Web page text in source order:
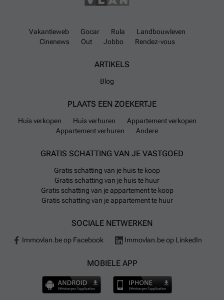
Vakantieweb Gocar Rula
Landbouwleven
Cinenews
Out Jobbo Rendez-vous
ARTIKELS
Blog
PLAATS EEN ZOEKERTJE
Huis verkopen Huis verhuren
Appartement verkopen
Appartement verhuren
Andere
GRATIS SCHATTING VAN JE VASTGOED
Gratis schatting van je huis te koop
Gratis schatting van je huis te huur
Gratis schatting van je appartement te koop
Gratis schatting van je appartement te huur
SOCIALE NETWERKEN
Immovlan.be op Facebook Immovlan.be op LinkedIn
MOBIELE APP